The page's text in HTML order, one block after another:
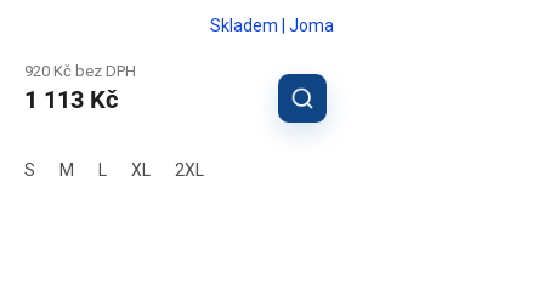
Skladem | Joma
920 Kč bez DPH
1 113 Kč
S M XL 2XL